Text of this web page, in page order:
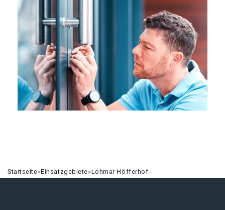
Startseite»Einsatzgebiete»Lohmar Höfferhof